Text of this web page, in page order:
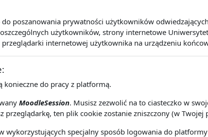
poszanowania prywatności użytkowników
użytkowników, strony internetowe
przeglądarki internetowej użytkownika na urządzeniu
konieczne do pracy z platformą.
MoodleSession. Musisz zezwolić na to ciasteczko w
ten plik cookie zostanie zniszczony (w Twojej
specjalny sposób logowania do